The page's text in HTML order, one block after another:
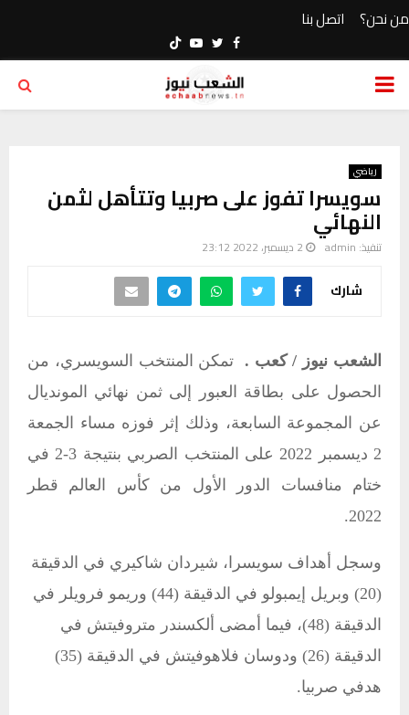
من نحن؟ اتصل بنا
Facebook
Twitter
Youtube
PRIMARY
رياضي
سويسرا تفوز على صربيا وتتأهل لثمن
النهائي
تنفيذ: admin 2 ديسمبر، 2022 23:12
شارك
الشعب نيوز / كعب . تمكن المنتخب السويسري، من
الحصول على بطاقة العبور إلى ثمن نهائي المونديال
عن المجموعة السابعة، وذلك إثر فوزه مساء الجمعة
2 ديسمبر 2022 على المنتخب الصربي بنتيجة 3-2 في
ختام منافسات الدور الأول من كأس العالم قطر
2022.
وسجل أهداف سويسرا، شيردان شاكيري في الدقيقة
(20) وبريل إيمبولو في الدقيقة (44) وريمو فرويلر في
الدقيقة (48)، فيما أمضى ألكسندر متروفيتش في
الدقيقة (26) ودوسان فلاهوفيتش في الدقيقة (35)
هدفي صربيا.